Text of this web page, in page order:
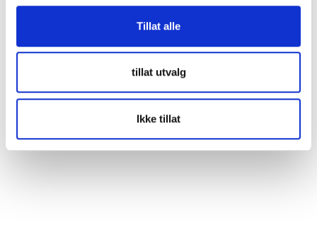
Tillat alle
tillat utvalg
Ikke tillat
av fibercement. För fastsättning av K2 Systems
lämplig för tak med korrugerad fibercement. Allmänt
godkännande. Material: Rostfritt stål Rostfritt stål A2/
mer info